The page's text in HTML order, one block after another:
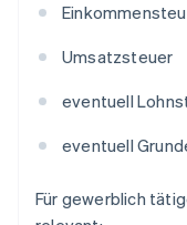
Umsatzsteuer
eventuell
eventuell
Für gewerblich